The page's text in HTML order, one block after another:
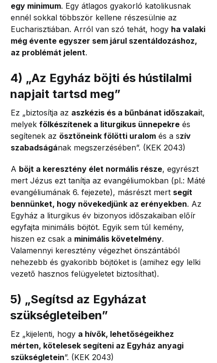
egy minimum. Egy átlagos gyakorló katolikusnak
ennél sokkal többször kellene részesülnie az
Eucharisztiában. Arról van szó tehát, hogy ha valaki
még évente egyszer sem járul szentáldozáshoz,
az problémát jelent.
4) „Az Egyház böjti és hústilalmi
napjait tartsd meg”
Ez „biztosítja az aszkézis és a bűnbánat időszakait,
melyekfölkészítenek a liturgikus ünnepekre és
segítenek az ösztöneink fölötti uralom és a szív
szabadságának megszerzésében”. (KEK 2043)
A böjt a keresztény élet normális része, egyrészt
mert Jézus ezt tanítja az evangéliumokban (pl.: Máté
evangéliumának 6. fejezete), másrészt mert segít
bennünket, hogy növekedjünk az erényekben. Az
Egyház a liturgikus év bizonyos időszakaiban előír
egyfajta minimális böjtöt. Egyik sem túl kemény,
hiszen ez csak a minimális követelmény.
Valamennyi keresztény végezhet önszántából
nehezebb és gyakoribb böjtöket is (amihez egy lelki
vezető hasznos felügyeletet biztosíthat).
5) „Segítsd az Egyházat
szükségleteiben”
Ez „kijelenti, hogy a hívők, lehetőségeikhez
mérten, kötelesek segíteni az Egyház anyagi
szükségletein”. (KEK 2043)